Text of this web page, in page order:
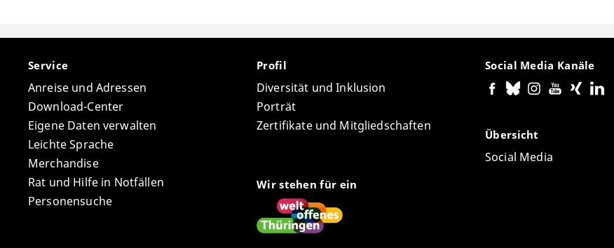
Service
Anreise und Adressen
Download-Center
Eigene Daten verwalten
Leichte Sprache
Merchandise
Rat und Hilfe in Notfällen
Personensuche
Profil
Diversität und Inklusion
Porträt
Zertifikate und Mitgliedschaften
Wir stehen für ein
Social Media Kanäle
Übersicht
Social Media